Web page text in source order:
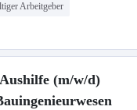
Arbeitgeber
(m/w/d)